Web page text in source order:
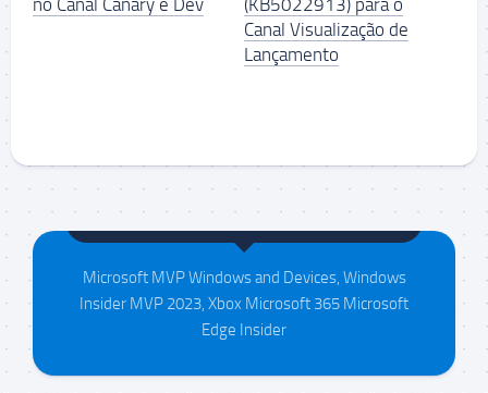
no Canal Canary e Dev
(KB5022913) para o
Canal Visualização de
Lançamento
Maison da Silva
Microsoft MVP Windows and Devices, Windows
Insider MVP 2023, Xbox Microsoft 365 Microsoft
Edge Insider